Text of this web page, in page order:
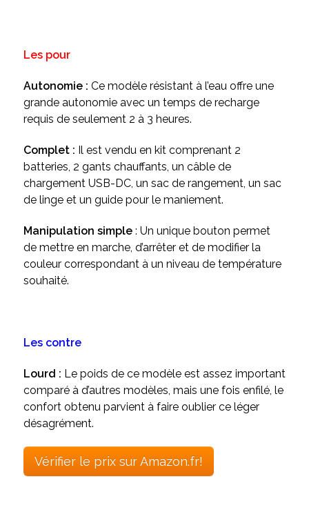
Les pour
Autonomie : Ce modèle résistant à l’eau offre une
grande autonomie avec un temps de recharge
requis de seulement 2 à 3 heures.
Complet : Il est vendu en kit comprenant 2
batteries, 2 gants chauffants, un câble de
chargement USB-DC, un sac de rangement, un sac
de linge et un guide pour le maniement.
Manipulation simple: Un unique bouton permet
de mettre en marche, d’arrêter et de modifier la
couleur correspondant à un niveau de température
souhaité.
Les contre
Lourd : Le poids de ce modèle est assez important
comparé à d’autres modèles, mais une fois enfilé, le
confort obtenu parvient à faire oublier ce léger
désagrément.
Vérifier le prix sur Amazon.fr!